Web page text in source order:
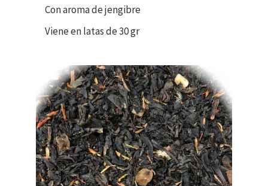
Con aroma de jengibre
Viene en latas de 30 gr